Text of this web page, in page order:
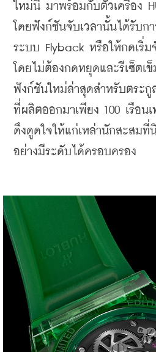
ใหม่นี้ มาพร้อมกับตัวเครื่อง
โดยฟังก์ชันจับเวลานั้นได้รับก
ระบบ Flyback หรือให้กดเริ่ม
โดยไม่ต้องกดหยุดและรีเซ็ตเ
ฟังก์ชันใหม่ล่าสุดสำหรับตระกู
ที่ผลิตออกมาเพียง 100 เรือน
ดึงดูดใจให้แก่เหล่านักสะสมที่
อย่างมีระดับได้ครอบครอง